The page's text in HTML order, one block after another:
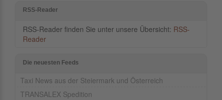
RSS-Reader
RSS-Reader finden Sie unter unsere Übersicht: RSS-
Reader
Die neuesten Feeds
Taxi News aus der Steiermark und Österreich
TRANSALEX Spedition